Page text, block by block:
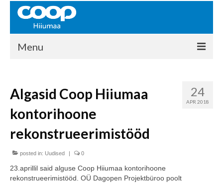
Menu
Kontakt
Liikmed
Ajalugu
KAUPLUSED
EHITUSKESKUS
24
APR 2018
Algasid Coop Hiiumaa
kontorihoone
rekonstrueerimistööd
posted in: Uudised | 0
23.aprillil said alguse Coop Hiiumaa kontorihoone
rekonstrueerimistööd. OÜ Dagopen Projektbüroo poolt